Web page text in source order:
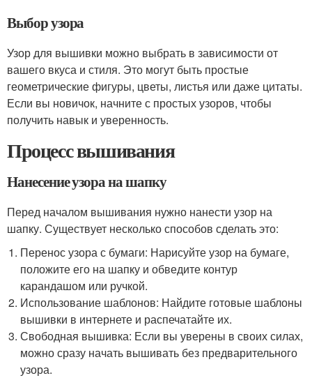
Выбор узора
Узор для вышивки можно выбрать в зависимости от
вашего вкуса и стиля. Это могут быть простые
геометрические фигуры, цветы, листья или даже цитаты.
Если вы новичок, начните с простых узоров, чтобы
получить навык и уверенность.
Процесс вышивания
Нанесение узора на шапку
Перед началом вышивания нужно нанести узор на
шапку. Существует несколько способов сделать это:
Перенос узора с бумаги: Нарисуйте узор на бумаге,
положите его на шапку и обведите контур
карандашом или ручкой.
Использование шаблонов: Найдите готовые шаблоны
вышивки в интернете и распечатайте их.
Свободная вышивка: Если вы уверены в своих силах,
можно сразу начать вышивать без предварительного
узора.